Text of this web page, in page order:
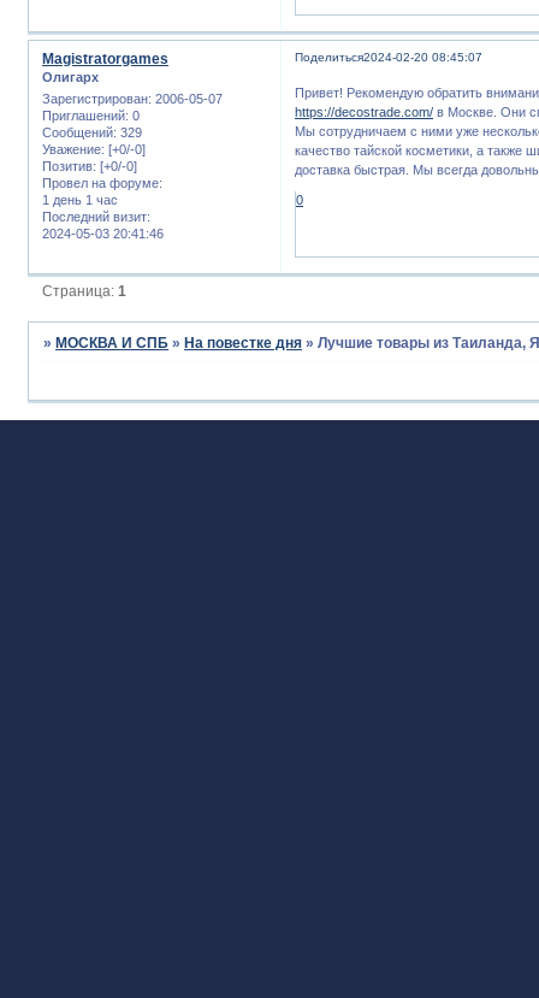
Поделиться2024-02-20 08:45:07
Magistratorgames
Олигарх
Зарегистрирован: 2006-05-07
Приглашений: 0
Сообщений: 329
Уважение: [+0/-0]
Позитив: [+0/-0]
Провел на форуме:
1 день 1 час
Последний визит:
2024-05-03 20:41:46
Привет! Рекомендую обратить
https://decostrade.com/ в Москве. Они
Мы сотрудничаем с ними уже
качество тайской косметики, а
доставка быстрая. Мы всегда
0
Страница:1
»МОСКВА И СПБ »На повестке дня »Лучшие товары из Таиланда,